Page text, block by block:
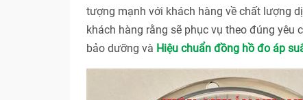
tượng mạnh với khách hàng về chất lượng
khách hàng rằng sẽ phục vụ theo đúng yêu
bảo dưỡng và Hiệu chuẩn đồng hồ đo áp